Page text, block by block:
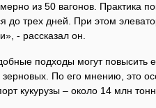
из 50 вагонов. Практика
до трех дней. При этом
- рассказал он.
подходы могут повысить
По его мнению, это
кукурузы – около 14 млн